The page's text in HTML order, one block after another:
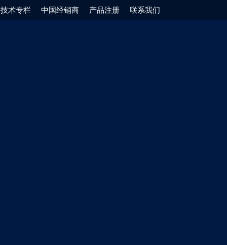
技术专栏 中国经销商 产品注册 联系我们